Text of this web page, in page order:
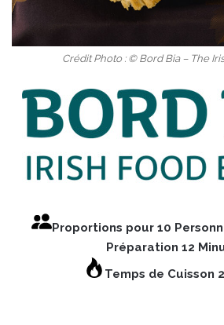
Crédit Photo : © Bord Bia – The
Proportions pour 10
Préparation 12
Temps de Cuisson